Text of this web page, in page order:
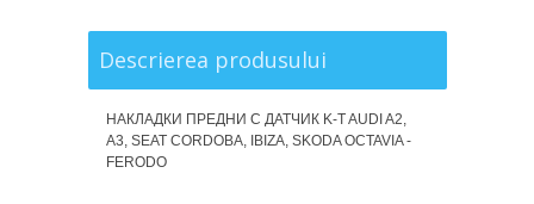
Descrierea produsului
НАКЛАДКИ ПРЕДНИ С ДАТЧИК K-T AUDI A2,
A3, SEAT CORDOBA, IBIZA, SKODA OCTAVIA -
FERODO